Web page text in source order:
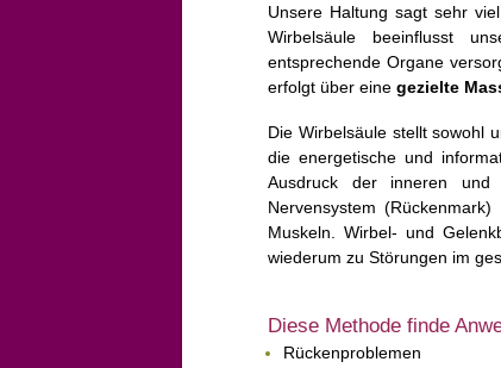
Unsere Haltung sagt sehr
Wirbelsäule beeinflusst
entsprechende Organe
erfolgt über eine gezielte
Die Wirbelsäule stellt sowohl
die energetische und
Ausdruck der inneren
Nervensystem
Muskeln. Wirbel- und
wiederum zu Störungen im
Diese Methode finde
Rückenproblemen